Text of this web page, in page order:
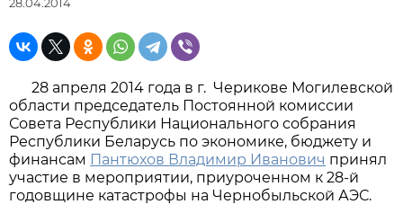
28 апреля 2014 года в г. Черикове Могилевской
области председатель Постоянной комиссии
Совета Республики Национального собрания
Республики Беларусь по экономике, бюджету и
финансам Пантюхов Владимир Иванович принял
участие в мероприятии, приуроченном к 28-й
годовщине катастрофы на Чернобыльской АЭС.